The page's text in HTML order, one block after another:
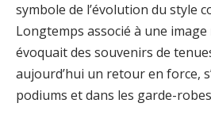
symbole de l’évolution du style
Longtemps associé à une image
évoquait des souvenirs de
aujourd’hui un retour en force,
podiums et dans les garde-